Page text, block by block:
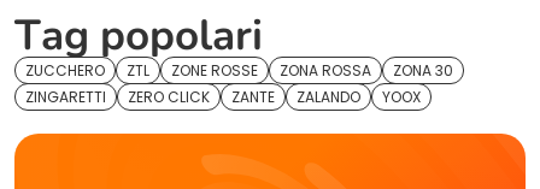
Tag popolari
ZUCCHERO ZTL ZONE ROSSE ZONA ROSSA
ZONA 30
ZINGARETTI
ZERO CLICK ZANTE ZALANDO YOOX